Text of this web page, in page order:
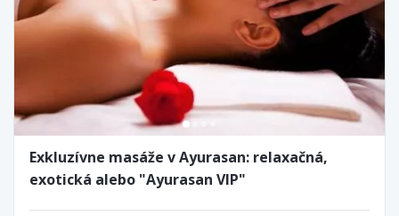
Exkluzívne masáže v Ayurasan: relaxačná,
exotická alebo "Ayurasan VIP"